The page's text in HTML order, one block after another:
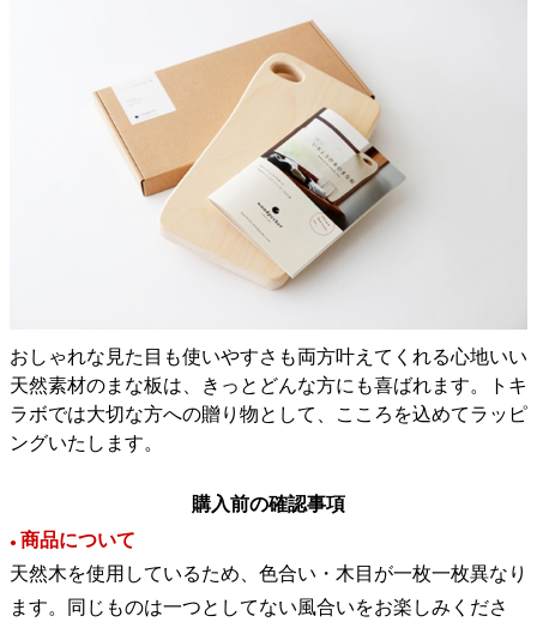
おしゃれな見た目も使いやすさも両方叶えてくれる心地いい
天然素材のまな板は、きっとどんな方にも喜ばれます。トキ
ラボでは大切な方への贈り物として、こころを込めてラッピ
ングいたします。
購入前の確認事項
● 商品について
天然木を使用しているため、色合い・木目が一枚一枚異なり
ます。同じものは一つとしてない風合いをお楽しみくださ